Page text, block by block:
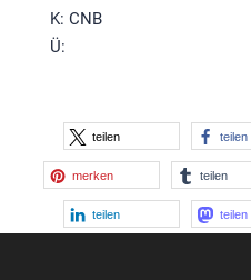
K: CNB
Ü:
teilen teilen
merken teilen
teilen teilen